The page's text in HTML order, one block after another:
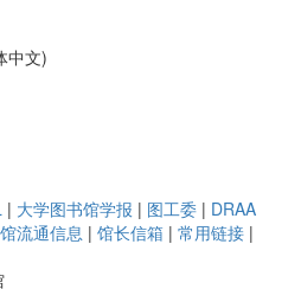
中文)
| 大学图书馆学报 | 图工委 | DRAA
流通信息 | 馆长信箱 | 常用链接 |